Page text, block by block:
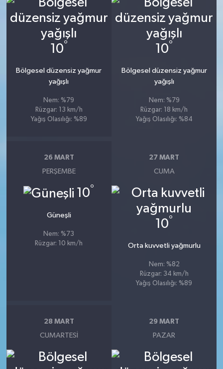
10°
Bölgesel düzensiz yağmur
yağışlı
Nem: %79
Rüzgar: 13 km/h
Yağış Olasılığı: %89
10°
Bölgesel düzensiz yağmur
yağışlı
Nem: %79
Rüzgar: 18 km/h
Yağış Olasılığı: %84
26 MART
PERŞEMBE
10°
Güneşli
Nem: %73
Rüzgar: 10 km/h
27 MART
CUMA
10°
Orta kuvvetli yağmurlu
Nem: %82
Rüzgar: 34 km/h
Yağış Olasılığı: %89
28 MART
CUMARTESI
29 MART
PAZAR